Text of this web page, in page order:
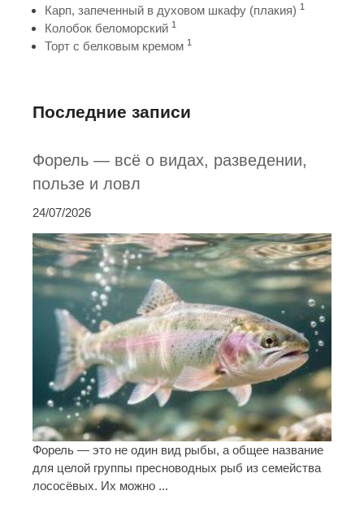
Карп, запеченный в духовом шкафу (плакия) 1
Колобок беломорский 1
Торт с белковым кремом 1
Последние записи
Форель — всё о видах, разведении,
пользе и ловл
24/07/2026
Форель — это не один вид рыбы, а общее название
для целой группы пресноводных рыб из семейства
лососёвых. Их можно ...